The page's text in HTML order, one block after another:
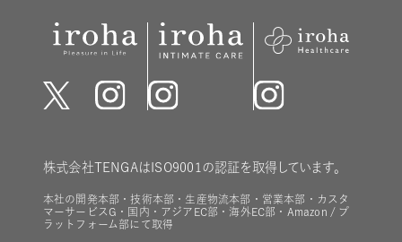
株式会社TENGAはISO9001の認証を取得しています。
本社の開発本部・技術本部・生産物流本部・営業本部・カスタ
マーサービスG・国内・アジアEC部・海外EC部・Amazon / プ
ラットフォーム部にて取得